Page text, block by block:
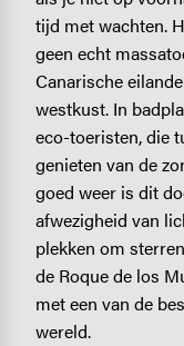
tijd met wachten.
geen echt
Canarische
westkust. In
eco-toeristen, die
genieten van de
goed weer is dit
afwezigheid van
plekken om
de Roque de los
met een van de
wereld.